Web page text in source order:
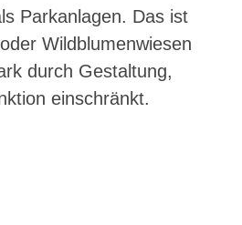
Parkanlagen. Das ist
Wildblumenwiesen
durch Gestaltung,
einschränkt.